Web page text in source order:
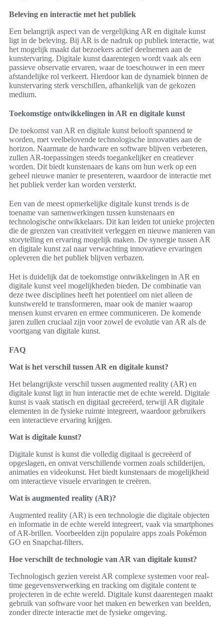
Beleving en interactie met het publiek
Een belangrijk aspect van de vergelijking AR en digitale kunst
ligt in de beleving. Bij AR is de nadruk op publiek interactie, wat
het mogelijk maakt dat bezoekers actief deelnemen aan de
kunstervaring. Digitale kunst daarentegen wordt vaak als een
passieve observatie ervaren, waar de toeschouwer in een meer
afstandelijke rol verkeert. Hierdoor kan de dynamiek binnen de
kunstervaring sterk verschillen, afhankelijk van de gekozen
medium.
Toekomstige ontwikkelingen in AR en digitale kunst
De toekomst van AR en digitale kunst belooft spannend te
worden, met veelbelovende technologische innovaties aan de
horizon. Naarmate de hardware en software blijven verbeteren,
zullen AR-toepassingen steeds toegankelijker en creatiever
worden. Dit biedt kunstenaars de kans om hun werk op een
geheel nieuwe manier te presenteren, waardoor de interactie met
het publiek verder kan worden versterkt.
Een van de meest opmerkelijke digitale kunst trends is de
toename van samenwerkingen tussen kunstenaars en
technologische ontwikkelaars. Dit kan leiden tot unieke projecten
die de grenzen van creativiteit verleggen en nieuwe manieren van
storytelling en ervaring mogelijk maken. De synergie tussen AR
en digitale kunst zal naar verwachting innovatieve ervaringen
opleveren die het publiek blijven verbazen.
Het is duidelijk dat de toekomstige ontwikkelingen in AR en
digitale kunst veel mogelijkheden bieden. De combinatie van
deze twee disciplines heeft het potentieel om niet alleen de
kunstwereld te transformeren, maar ook de manier waarop
mensen kunst ervaren en ermee communiceren. De komende
jaren zullen cruciaal zijn voor zowel de evolutie van AR als de
voortgang van digitale kunst.
FAQ
Wat is het verschil tussen AR en digitale kunst?
Het belangrijkste verschil tussen augmented reality (AR) en
digitale kunst ligt in hun interactie met de echte wereld. Digitale
kunst is vaak statisch en digitaal gecreëerd, terwijl AR digitale
elementen in de fysieke ruimte integreert, waardoor gebruikers
een interactieve ervaring krijgen.
Wat is digitale kunst?
Digitale kunst is kunst die volledig digitaal is gecreëerd of
opgeslagen, en omvat verschillende vormen zoals schilderijen,
animaties en videokunst. Het biedt kunstenaars de mogelijkheid
om interactieve visuele ervaringen te creëren.
Wat is augmented reality (AR)?
Augmented reality (AR) is een technologie die digitale objecten
en informatie in de echte wereld integreert, vaak via smartphones
of AR-brillen. Voorbeelden zijn populaire apps zoals Pokémon
GO en Snapchat-filters.
Hoe verschilt de technologie van AR van digitale kunst?
Technologisch gezien vereist AR complexe systemen voor real-
time gegevensverwerking en tracking om digitale content te
projecteren in de echte wereld. Digitale kunst daarentegen maakt
gebruik van software voor het maken en bewerken van beelden,
zonder directe interactie met de fysieke omgeving.